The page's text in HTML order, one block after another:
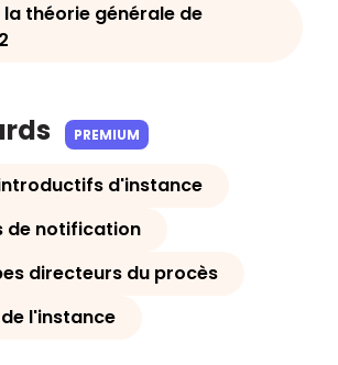
la théorie générale de
PREMIUM
d'instance
de notification
directeurs du procès
l'instance